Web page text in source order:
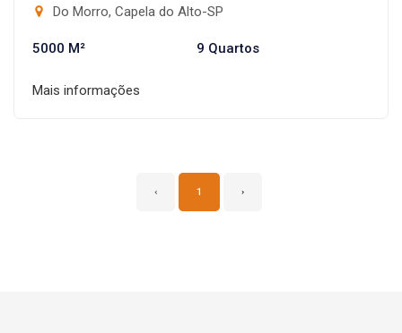
Do Morro, Capela do Alto-SP
5000 M² 9 Quartos
Mais informações
‹ 1 ›